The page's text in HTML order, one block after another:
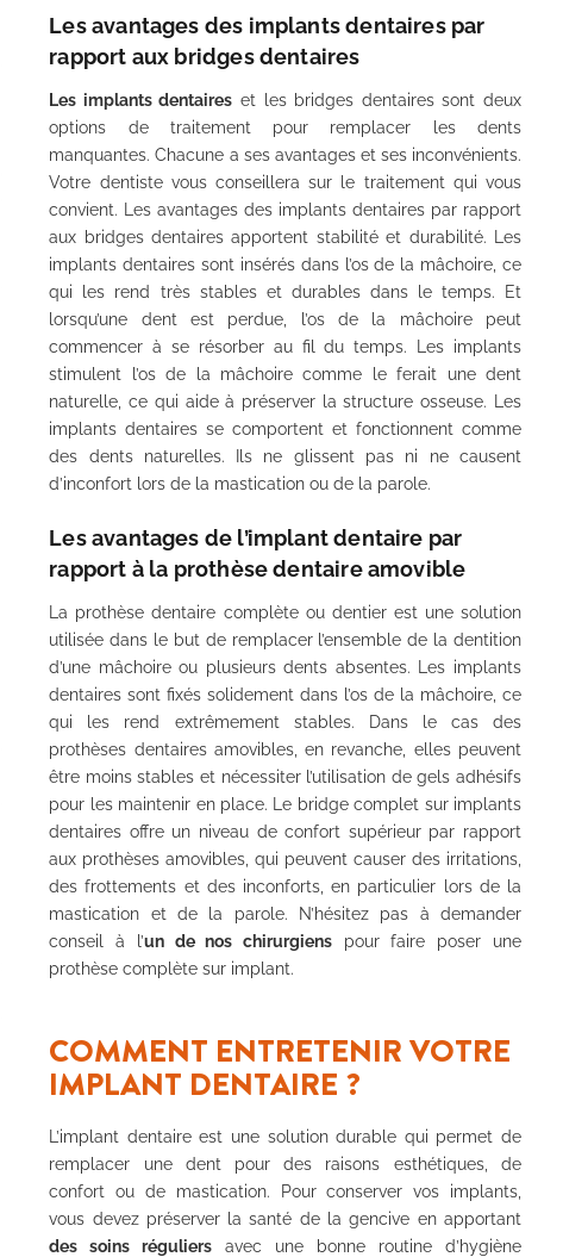
Les avantages des implants dentaires par
rapport aux bridges dentaires
Les implants dentaires et les bridges dentaires sont deux
options de traitement pour remplacer les dents
manquantes. Chacune a ses avantages et ses inconvénients.
Votre dentiste vous conseillera sur le traitement qui vous
convient. Les avantages des implants dentaires par rapport
aux bridges dentaires apportent stabilité et durabilité. Les
implants dentaires sont insérés dans l’os de la mâchoire, ce
qui les rend très stables et durables dans le temps. Et
lorsqu’une dent est perdue, l’os de la mâchoire peut
commencer à se résorber au fil du temps. Les implants
stimulent l’os de la mâchoire comme le ferait une dent
naturelle, ce qui aide à préserver la structure osseuse. Les
implants dentaires se comportent et fonctionnent comme
des dents naturelles. Ils ne glissent pas ni ne causent
d’inconfort lors de la mastication ou de la parole.
Les avantages de l’implant dentaire par
rapport à la prothèse dentaire amovible
La prothèse dentaire complète ou dentier est une solution
utilisée dans le but de remplacer l’ensemble de la dentition
d’une mâchoire ou plusieurs dents absentes. Les implants
dentaires sont fixés solidement dans l’os de la mâchoire, ce
qui les rend extrêmement stables. Dans le cas des
prothèses dentaires amovibles, en revanche, elles peuvent
être moins stables et nécessiter l’utilisation de gels adhésifs
pour les maintenir en place. Le bridge complet sur implants
dentaires offre un niveau de confort supérieur par rapport
aux prothèses amovibles, qui peuvent causer des irritations,
des frottements et des inconforts, en particulier lors de la
mastication et de la parole. N’hésitez pas à demander
conseil à l’un de nos chirurgiens pour faire poser une
prothèse complète sur implant.
COMMENT ENTRETENIR VOTRE
IMPLANT DENTAIRE ?
L’implant dentaire est une solution durable qui permet de
remplacer une dent pour des raisons esthétiques, de
confort ou de mastication. Pour conserver vos implants,
vous devez préserver la santé de la gencive en apportant
des soins réguliers avec une bonne routine d’hygiène